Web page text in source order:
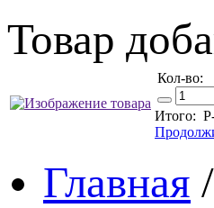
Товар
Кол-во:
Итого: Р
Главная /